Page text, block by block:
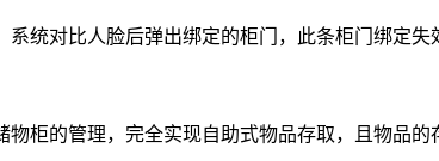
统对比人脸后弹出绑定的柜门，此条柜门绑定失
柜的管理，完全实现自助式物品存取，且物品的